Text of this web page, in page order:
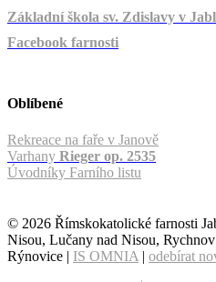
Základní škola sv. Zdislavy v
Facebook farnosti
Oblíbené
Rekreace na faře v Janově
Varhany Rieger op. 2535
Úvodníky Farního listu
© 2026 Římskokatolické farnosti
Nisou, Lučany nad Nisou,
Rýnovice | IS OMNIA | odebírat